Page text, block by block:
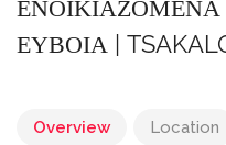
Ενοικιαζόμενα Δωμάτια-
Overview Location